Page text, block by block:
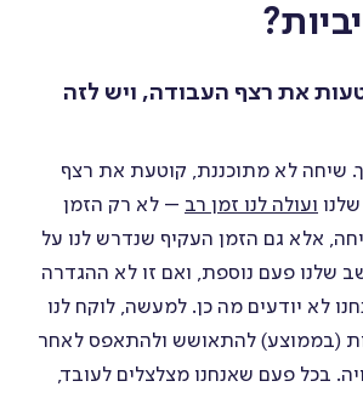
את רצף העבודה, ויש לזה
שיחה לא מתוכננת, קוטעת את רצף
ועולה לנו זמן רב – לא רק הזמן
אלא גם הזמן העקיף שנדרש לנו על
שלנו פעם נוספת, ואם זו לא ההגדרה
לא יודעים מה כן. למעשה, לוקח לנו
מ-23 דקות (בממוצע) להתאושש ולהתאפס לאחר
בכל פעם שאנחנו מצלצלים לעובד,